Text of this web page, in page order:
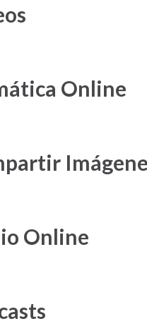
Online
Online